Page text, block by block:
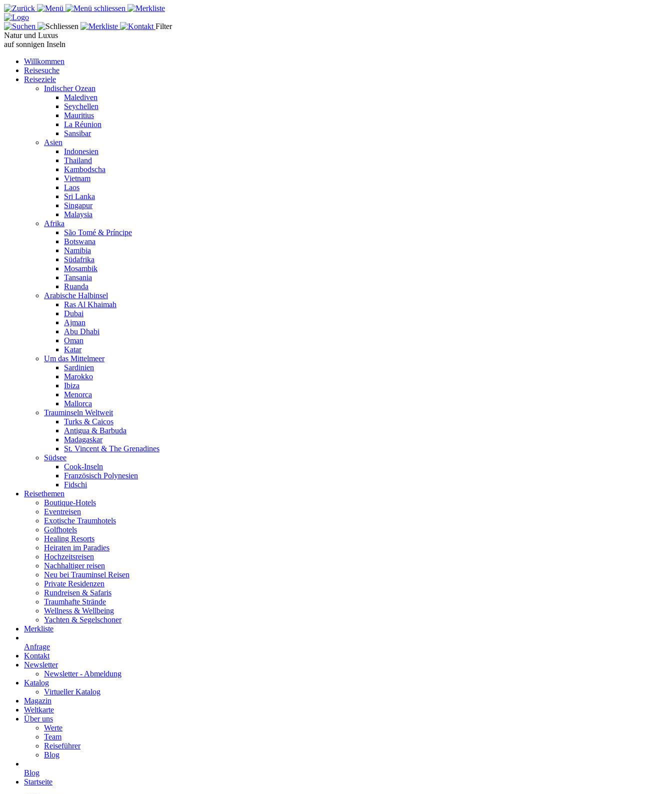
Filter
Natur und Luxus
auf sonnigen Inseln
Willkommen
Reisesuche
Reiseziele
Indischer Ozean
Malediven
Seychellen
Mauritius
La Réunion
Sansibar
Asien
Indonesien
Thailand
Kambodscha
Vietnam
Laos
Sri Lanka
Singapur
Malaysia
Afrika
São Tomé & Príncipe
Botswana
Namibia
Südafrika
Mosambik
Tansania
Ruanda
Arabische Halbinsel
Ras Al Khaimah
Dubai
Ajman
Abu Dhabi
Oman
Katar
Um das Mittelmeer
Sardinien
Marokko
Ibiza
Menorca
Mallorca
Trauminseln Weltweit
Turks & Caicos
Antigua & Barbuda
Madagaskar
St. Vincent & The Grenadines
Südsee
Cook-Inseln
Französisch Polynesien
Fidschi
Reisethemen
Boutique-Hotels
Eventreisen
Exotische Traumhotels
Golfhotels
Healing Resorts
Heiraten im Paradies
Hochzeitsreisen
Nachhaltiger reisen
Neu bei Trauminsel Reisen
Private Residenzen
Rundreisen & Safaris
Traumhafte Strände
Wellness & Wellbeing
Yachten & Segelschoner
Merkliste
Anfrage
Kontakt
Newsletter
Newsletter - Abmeldung
Katalog
Virtueller Katalog
Magazin
Weltkarte
Über uns
Werte
Team
Reiseführer
Blog
Blog
Startseite